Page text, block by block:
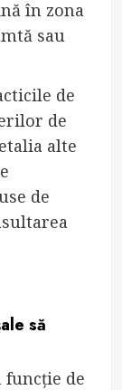
în zona
sau
de
de
alte
de
să
de